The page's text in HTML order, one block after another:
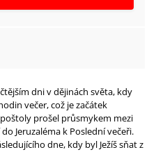
dni v dějinách světa, kdy
večer, což je začátek
prošel průsmykem mezi
Jeruzaléma k Poslední večeři.
dne, kdy byl Ježíš sňat z